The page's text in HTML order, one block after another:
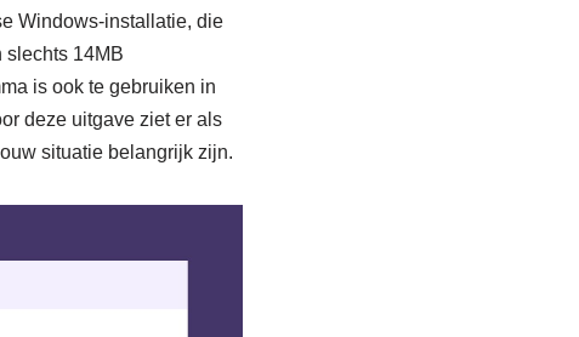
Windows-installatie, die
slechts 14MB
is ook te gebruiken in
deze uitgave ziet er als
situatie belangrijk zijn.